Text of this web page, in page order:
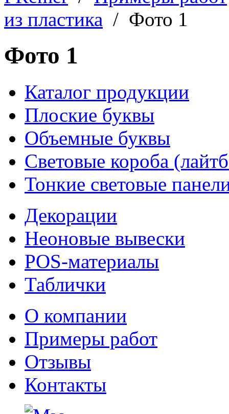
из пластика / Фото 1
Фото 1
Каталог продукции
Плоские буквы
Объемные буквы
Световые короба
Тонкие световые
Декорации
Неоновые вывески
POS-материалы
Таблички
О компании
Примеры работ
Отзывы
Контакты